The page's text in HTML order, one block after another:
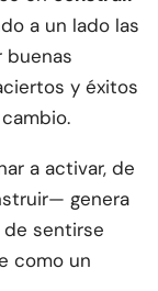
a un lado las
buenas
y éxitos
a activar, de
genera
sentirse
como un